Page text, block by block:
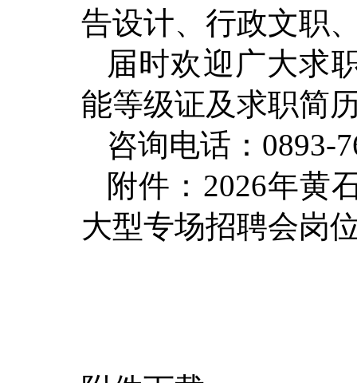
告设计、行政文职
届时欢迎广大求
能等级证及求职简
咨询电话：0893-
附件：2026年黄
大型专场招聘会岗